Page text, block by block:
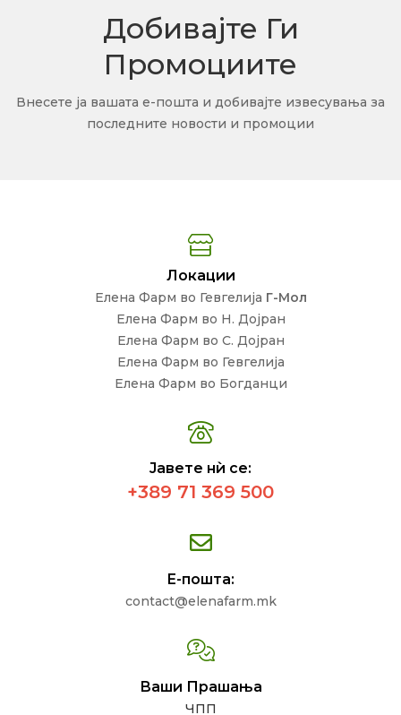
Добивајте Ги
Промоциите
Внесете ја вашата е-пошта и добивајте извесувања за
последните новости и промоции
Локации
Елена Фарм во Гевгелија Г-Мол
Елена Фарм во Н. Дојран
Елена Фарм во С. Дојран
Елена Фарм во Гевгелија
Елена Фарм во Богданци
Јавете нѝ се:
+389 71 369 500
Е-пошта:
contact@elenafarm.mk
Ваши Прашања
ЧПП